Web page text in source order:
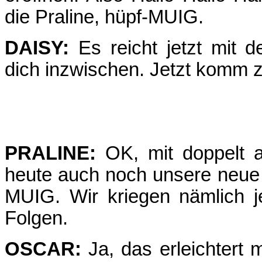
die Praline, hüpf-MUIG.
DAISY: Es reicht jetzt mit
dich inzwischen. Jetzt komm
PRALINE: OK, mit doppelt
heute auch noch unsere
MUIG. Wir kriegen nämlich
Folgen.
OSCAR: Ja, das erleichtert